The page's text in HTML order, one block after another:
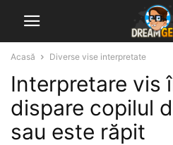
Acasă Diverse vise interpretate
Interpretare vis
dispare copilul
sau este răpit